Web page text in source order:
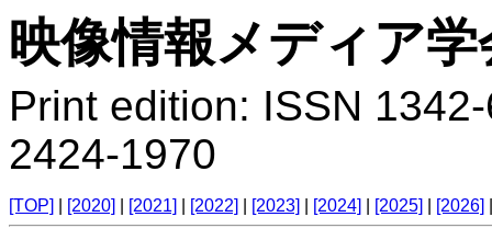
映像情報メディア
Print edition: ISSN
2424-1970
[TOP] [2020] [2021] [2022] [2023] [2024] [2025] [2026]